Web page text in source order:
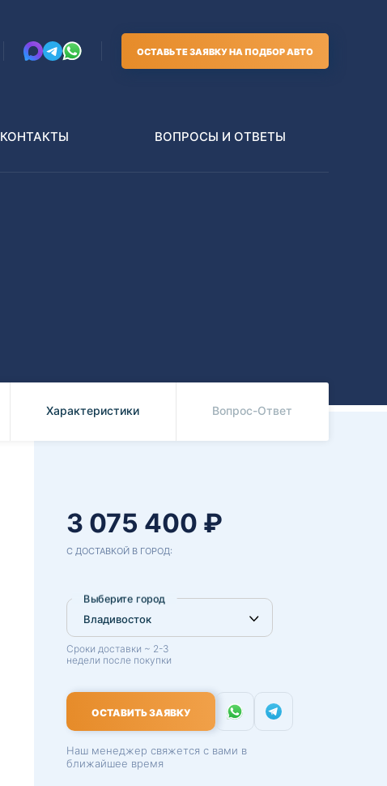
ОСТАВЬТЕ ЗАЯВКУ НА ПОДБОР АВТО
КОНТАКТЫ ВОПРОСЫ И ОТВЕТЫ
Характеристики Вопрос-Ответ
3 075 400 ₽
С ДОСТАВКОЙ В ГОРОД:
Выберите город
Сроки доставки ~ 2-3
недели после покупки
ОСТАВИТЬ ЗАЯВКУ
Наш менеджер свяжется с вами в
ближайшее время